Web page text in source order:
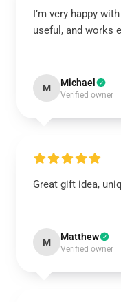
I’m very happy
useful, and works
M Michael
Verified owner
Great gift idea,
M Matthew
Verified owner